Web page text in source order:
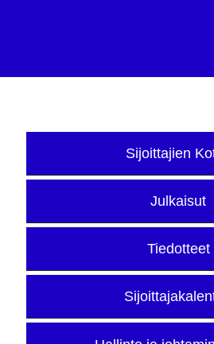
Sijoittajien
Julkaisut
Tiedotteet